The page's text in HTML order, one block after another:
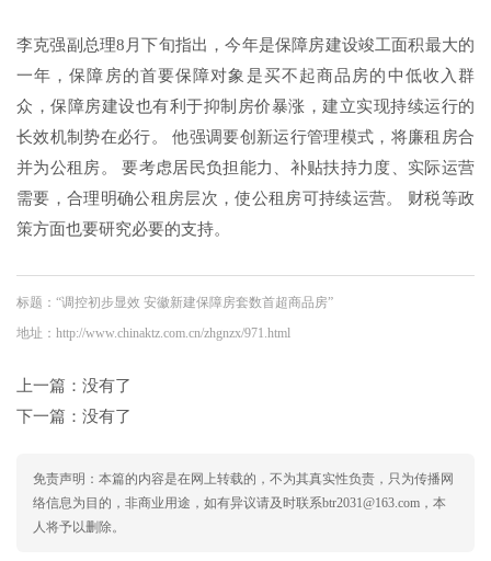
李克强副总理8月下旬指出，今年是保障房建设竣工面积最大的
一年，保障房的首要保障对象是买不起商品房的中低收入群
众，保障房建设也有利于抑制房价暴涨，建立实现持续运行的
长效机制势在必行。 他强调要创新运行管理模式，将廉租房合
并为公租房。 要考虑居民负担能力、补贴扶持力度、实际运营
需要，合理明确公租房层次，使公租房可持续运营。 财税等政
策方面也要研究必要的支持。
标题：“调控初步显效 安徽新建保障房套数首超商品房”
地址：http://www.chinaktz.com.cn/zhgnzx/971.html
上一篇：没有了
下一篇：没有了
免责声明：本篇的内容是在网上转载的，不为其真实性负责，只为传播网
络信息为目的，非商业用途，如有异议请及时联系btr2031@163.com，本
人将予以删除。